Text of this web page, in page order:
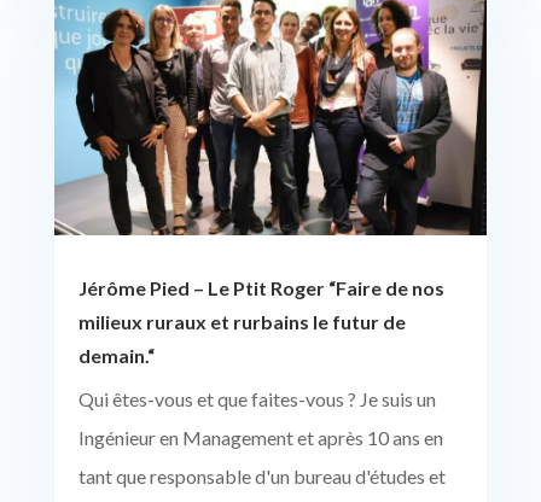
Jérôme Pied – Le Ptit Roger “Faire de nos
milieux ruraux et rurbains le futur de
demain.“
Qui êtes-vous et que faites-vous ? Je suis un
Ingénieur en Management et après 10 ans en
tant que responsable d'un bureau d'études et